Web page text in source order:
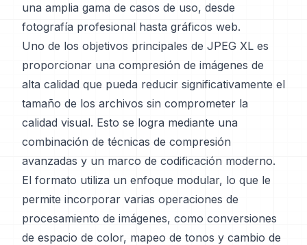
una amplia gama de casos de uso, desde
fotografía profesional hasta gráficos web.
Uno de los objetivos principales de JPEG XL es
proporcionar una compresión de imágenes de
alta calidad que pueda reducir significativamente el
tamaño de los archivos sin comprometer la
calidad visual. Esto se logra mediante una
combinación de técnicas de compresión
avanzadas y un marco de codificación moderno.
El formato utiliza un enfoque modular, lo que le
permite incorporar varias operaciones de
procesamiento de imágenes, como conversiones
de espacio de color, mapeo de tonos y cambio de